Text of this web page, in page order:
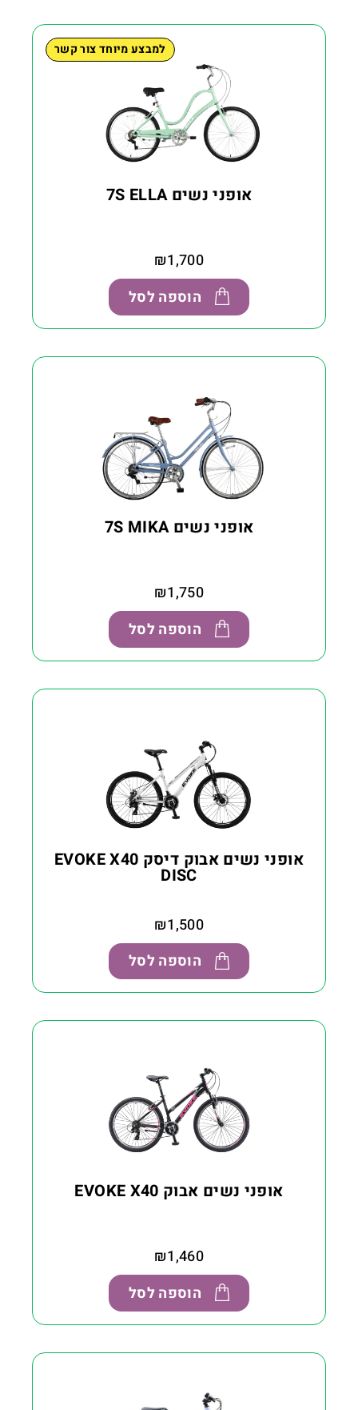
למבצע מיוחד צור קשר
אופני נשים 7S ELLA
₪1,700
הוספה לסל
אופני נשים 7S MIKA
₪1,750
הוספה לסל
אופני נשים אבוק דיסק EVOKE X40
DISC
₪1,500
הוספה לסל
אופני נשים אבוק EVOKE X40
₪1,460
הוספה לסל